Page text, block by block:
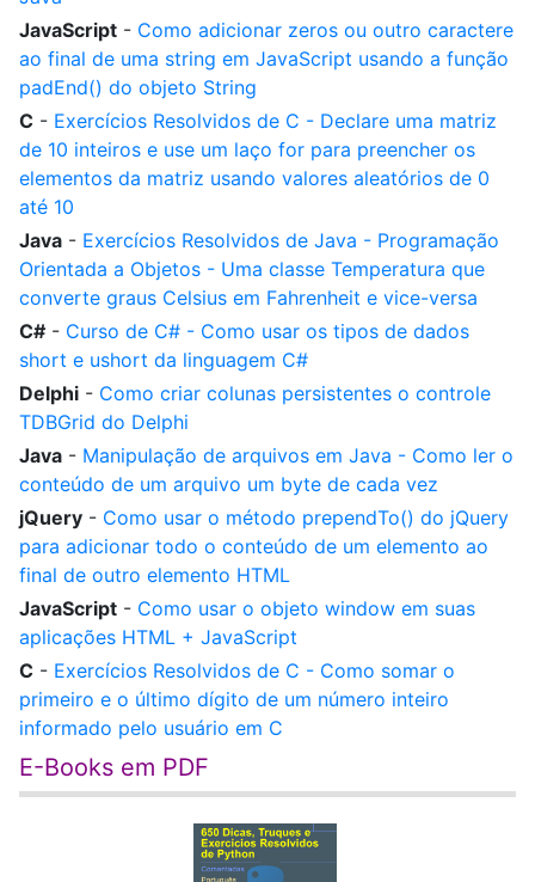
JavaScript - Como adicionar zeros ou outro caractere
ao final de uma string em JavaScript usando a função
padEnd() do objeto String
C - Exercícios Resolvidos de C - Declare uma matriz
de 10 inteiros e use um laço for para preencher os
elementos da matriz usando valores aleatórios de 0
até 10
Java - Exercícios Resolvidos de Java - Programação
Orientada a Objetos - Uma classe Temperatura que
converte graus Celsius em Fahrenheit e vice-versa
C# - Curso de C# - Como usar os tipos de dados
short e ushort da linguagem C#
Delphi - Como criar colunas persistentes o controle
TDBGrid do Delphi
Java - Manipulação de arquivos em Java - Como ler o
conteúdo de um arquivo um byte de cada vez
jQuery - Como usar o método prependTo() do jQuery
para adicionar todo o conteúdo de um elemento ao
final de outro elemento HTML
JavaScript - Como usar o objeto window em suas
aplicações HTML + JavaScript
C - Exercícios Resolvidos de C - Como somar o
primeiro e o último dígito de um número inteiro
informado pelo usuário em C
E-Books em PDF